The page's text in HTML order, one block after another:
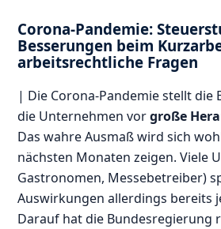
Corona-Pandemie:
Besserungen beim
arbeitsrechtliche Fragen
| Die Corona-Pandemie stellt die
die Unternehmen vorgroße
Das wahre Ausmaß wird sich
nächsten Monaten zeigen. Viele
Gastronomen, Messebetreiber)
Auswirkungen allerdings bereits
Darauf hat die Bundesregierung